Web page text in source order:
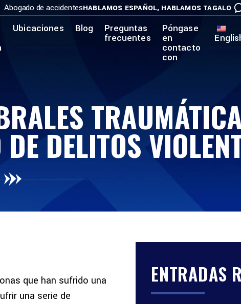
Abogado de accidentesHABLAMOS ESPAÑOL, HABLAMOS TAGALO
Ubicaciones Blog Preguntas
frecuentes
Póngase
en
contacto
con
DELITOS
que han sufrido una
una serie de
ENTRADAS